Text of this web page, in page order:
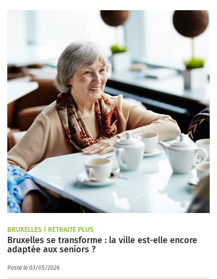
BRUXELLES | RETRAITE PLUS
Bruxelles se transforme : la ville est-elle encore
adaptée aux seniors ?
Posté le 03/05/2026